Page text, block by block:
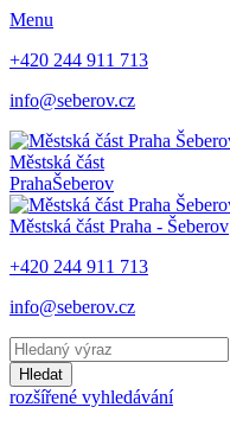
Menu
+420 244 911 713
info@seberov.cz
Městská část
PrahaŠeberov
Městská část Praha - Šeberov
+420 244 911 713
info@seberov.cz
Hledat
rozšířené vyhledávání